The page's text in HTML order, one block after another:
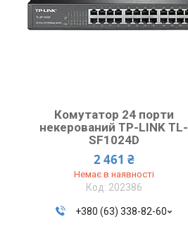
Комутатор 24 порти
некерований TP-LINK TL-
SF1024D
2 461 ₴
Немає в наявності
202386
+380 (63) 338-82-60